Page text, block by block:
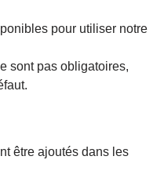
pour utiliser notre
sont pas obligatoires,
être ajoutés dans les